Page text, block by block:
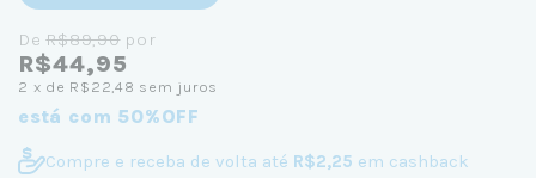
DeR$89,90por
R$44,95
2 x de R$22,48 sem juros
está com 50%OFF
Compre e receba de volta até R$2,25 em cashback